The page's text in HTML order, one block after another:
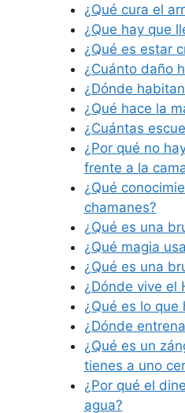
¿Qué cura el
¿Que hay que
¿Qué es estar
¿Cuánto daño
¿Dónde
¿Qué hace la
¿Cuántas
¿Por qué no
frente a la
¿Qué
chamanes?
¿Qué es una
¿Qué magia
¿Qué es una
¿Dónde vive el
¿Qué es lo que
¿Dónde
¿Qué es un
tienes a uno
¿Por qué el
agua?